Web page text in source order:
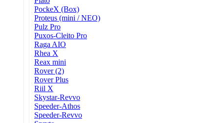
PockeX (Box)
Proteus (mini / NEO)
Pulz Pro
Puxos-Cleito Pro
Raga AIO
Rhea X
Reax mini
Rover (2)
Rover Plus
Riil X
Skystar-Revvo
Speeder-Athos
Speeder-Revvo